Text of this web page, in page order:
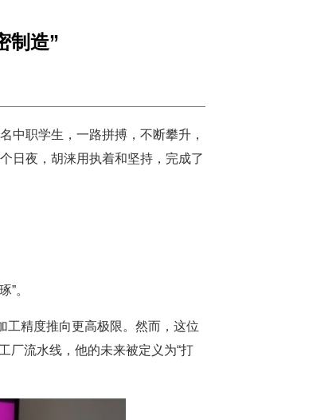
制造”
中职学生，一路拼搏，不断攀升，
日夜，胡涞用执着和坚持，完成了
”。
工精度推向更高极限。然而，这位
厂流水线，他的未来被定义为“打